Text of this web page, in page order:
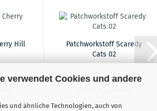
verwendet Cookies und andere
und ähnliche Technologien, auch von
Hill
Patchworkstoff Scaredy
Cats 02
19,90 EUR